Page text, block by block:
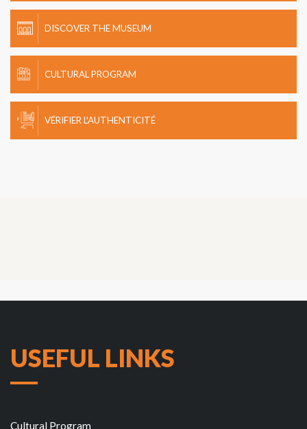
DISCOVER THE MUSEUM
CULTURAL PROGRAM
VÉRIFIER L'AUTHENTICITÉ
USEFUL LINKS
Cultural Program